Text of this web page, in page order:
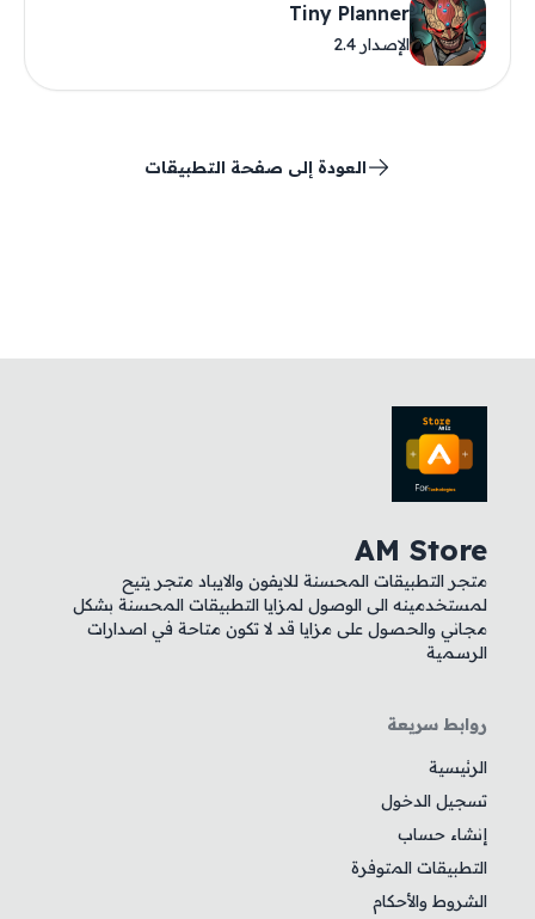
Tiny Planner
الإصدار 2.4
العودة إلى صفحة التطبيقات
AM Store
متجر التطبيقات المحسنة للايفون والايباد متجر يتيح
لمستخدمينه الى الوصول لمزايا التطبيقات المحسنة بشكل
مجاني والحصول على مزايا قد لا تكون متاحة في اصدارات
الرسمية
روابط سريعة
الرئيسية
تسجيل الدخول
إنشاء حساب
التطبيقات المتوفرة
الشروط والأحكام